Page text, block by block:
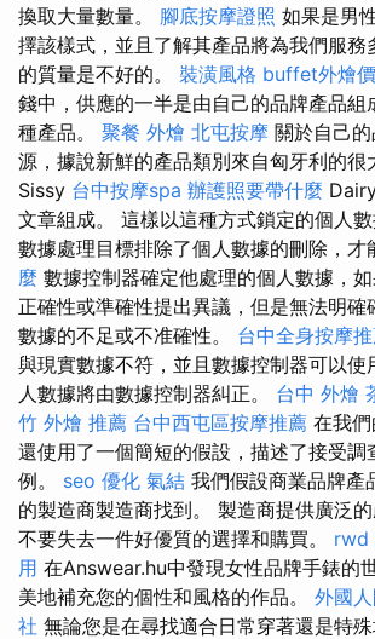
換取大量數量。 腳底按摩證照 如果是男
擇該樣式，並且了解其產品將為我們服務
的質量是不好的。 裝潢風格 buffet外燴
錢中，供應的一半是由自己的品牌產品組
種產品。 聚餐 外燴 北屯按摩 關於自己
源，據說新鮮的產品類別來自匈牙利的很
Sissy 台中按摩spa 辦護照要帶什麼
文章組成。 這樣以這種方式鎖定的個人
數據處理目標排除了個人數據的刪除，才
麼 數據控制器確定他處理的個人數據，
正確性或準確性提出異議，但是無法明確
數據的不足或不准確性。 台中全身按摩
與現實數據不符，並且數據控制器可以使
人數據將由數據控制器糾正。 台中 外燴
竹 外燴 推薦 台中西屯區按摩推薦 在我
還使用了一個簡短的假設，描述了接受調
例。 seo 優化 氣結 我們假設商業品牌產
的製造商製造商找到。 製造商提供廣泛
不要失去一件好優質的選擇和購買。 rwd
用 在Answear.hu中發現女性品牌手錶的
美地補充您的個性和風格的作品。 外國
社 無論您是在尋找適合日常穿著還是特